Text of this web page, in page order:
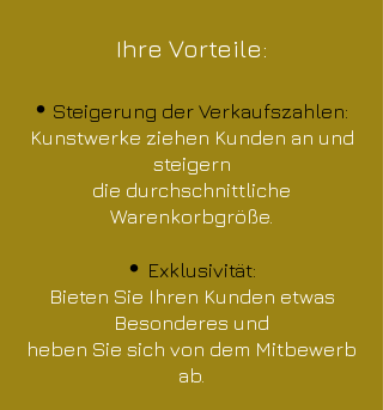
Ihre Vorteile:
• Steigerung der Verkaufszahlen:
Kunstwerke ziehen Kunden an und
steigern
die durchschnittliche
Warenkorbgröße.
• Exklusivität:
Bieten Sie Ihren Kunden etwas
Besonderes und
heben Sie sich von dem Mitbewerb
ab.